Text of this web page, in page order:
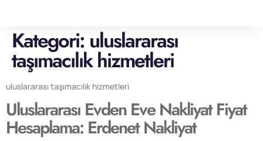
Kategori: uluslararası
taşımacılık hizmetleri
uluslararası taşımacılık hizmetleri
Uluslararası Evden Eve Nakliyat Fiyat
Hesaplama: Erdenet Nakliyat